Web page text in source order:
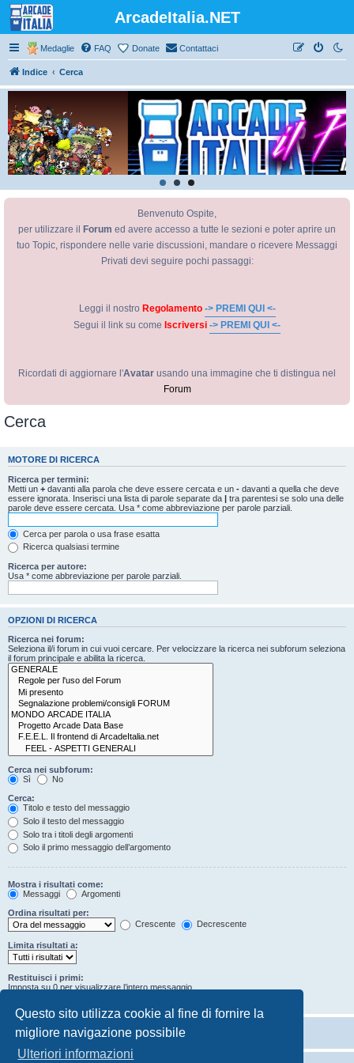
Questo sito utilizza cookie al fine di fornire la
migliore navigazione possibile
Ulteriori informazioni
ArcadeItalia.NET
Medaglie FAQ Donate Contattaci
Indice Cerca
Benvenuto Ospite,
per utilizzare il
Forum ed avere accesso a tutte le sezioni e poter aprire un
tuo Topic, rispondere nelle varie discussioni, mandare o ricevere Messaggi
Privati devi seguire pochi passaggi:
Leggi il nostro Regolamento -> PREMI QUI <-
Segui il link su come Iscriversi -> PREMI QUI <-
Ricordati di aggiornare l'Avatar usando una immagine che ti distingua nel
Forum
Cerca
MOTORE DI RICERCA
Ricerca per termini:
Metti un + davanti alla parola che deve essere cercata e un - davanti a quella che deve
essere ignorata. Inserisci una lista di parole separate da | tra parentesi se solo una delle
parole deve essere cercata. Usa * come abbreviazione per parole parziali.
Cerca per parola o usa frase esatta
Ricerca qualsiasi termine
Ricerca per autore:
Usa * come abbreviazione per parole parziali.
OPZIONI DI RICERCA
Ricerca nei forum:
Seleziona il/i forum in cui vuoi cercare. Per velocizzare la ricerca nei subforum seleziona
il forum principale e abilita la ricerca.
Cerca nei subforum:
Sì
No
Cerca:
Titolo e testo del messaggio
Solo il testo del messaggio
Solo tra i titoli degli argomenti
Solo il primo messaggio dell’argomento
Mostra i risultati come:
Messaggi
Argomenti
Ordina risultati per:
Crescente
Decrescente
Limita risultati a:
Restituisci i primi:
Imposta su 0 per visualizzare l’intero messaggio.